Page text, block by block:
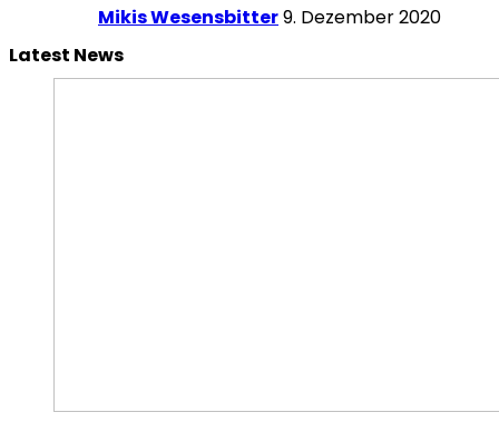
Mikis Wesensbitter9. Dezember 2020
Latest News